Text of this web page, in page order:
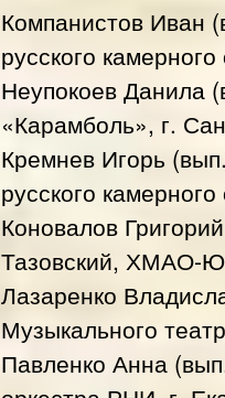
Компанистов Иван
русского
Неупокоев Данила
«Карамболь», г.
Кремнев Игорь
русского
Коновалов
Тазовский, ХМАО-
Лазаренко
Музыкального
Павленко Анна